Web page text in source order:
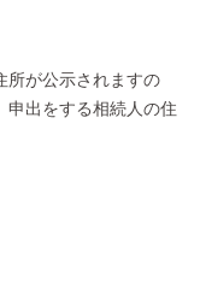
所が公示されますの
申出をする相続人の住